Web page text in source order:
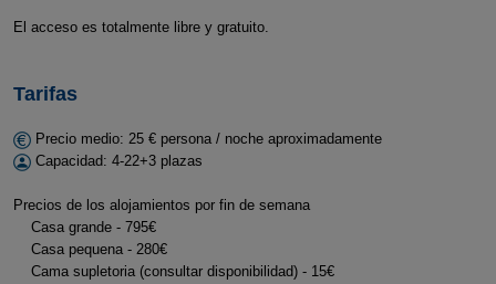
El acceso es totalmente libre y gratuito.
Tarifas
Precio medio: 25 € persona / noche aproximadamente
Capacidad: 4-22+3 plazas
Precios de los alojamientos por fin de semana
Casa grande - 795€
Casa pequena - 280€
Cama supletoria (consultar disponibilidad) - 15€